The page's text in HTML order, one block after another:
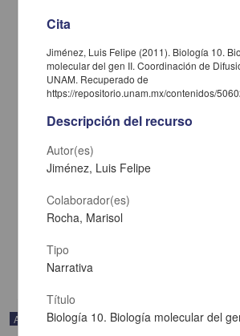
Sibelius, Jean - Coordinación de Difusión Cultural,
2023-07-28
Audio
Cita
Jiménez, Luis Felipe (2011). Biología 10.
molecular del gen II. Coordinación de
UNAM. Recuperado de
https://repositorio.unam.mx/contenidos/
Descripción del recurso
Autor(es)
Jiménez, Luis Felipe
Colaborador(es)
Rocha, Marisol
Tipo
Narrativa
Título
Biología 10. Biología molecular del